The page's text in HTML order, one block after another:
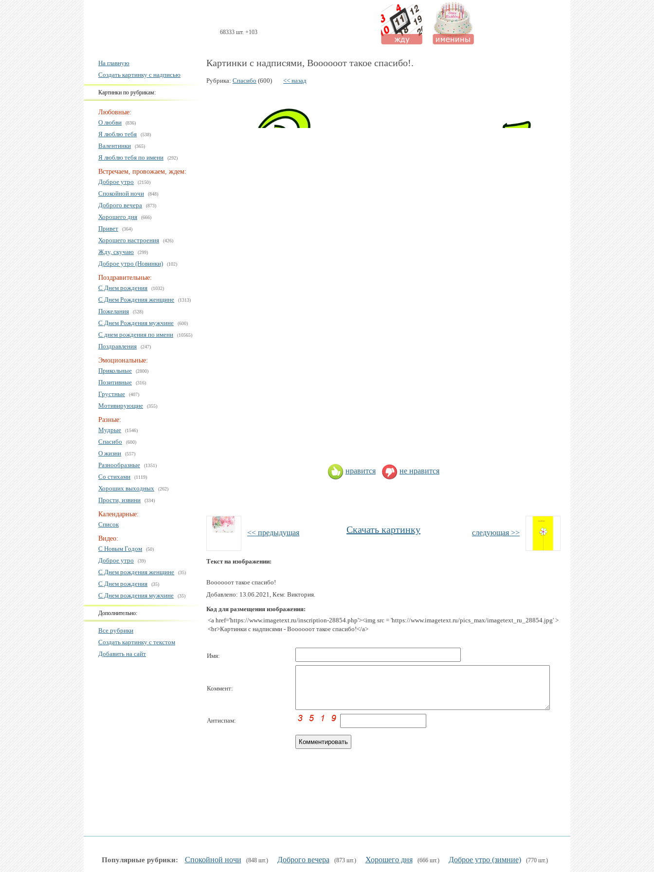
68333 шт. +103
На главную
Создать картинку с надписью
Картинки по рубрикам:
Любовные:
О любви
(836)
Я люблю тебя (538)
Валентинки (365)
Я люблю тебя по имени (292)
Встречаем, провожаем, ждем:
Доброе утро
(2150)
Спокойной ночи (848)
Доброго вечера (873)
Хорошего дня (666)
Привет (364)
Хорошего настроения (426)
Жду, скучаю (299)
Доброе утро (Новинки) (102)
Поздравительные:
С Днем рождения
(1032)
С Днем Рождения женщине (1313)
Пожелания (528)
С Днем Рождения мужчине (600)
С днем рождения по имени (10565)
Поздравления (247)
Эмоциональные:
Прикольные
(2800)
Позитивные (316)
Грустные (407)
Мотивирующие (355)
Разные:
Мудрые
(1546)
Спасибо (600)
О жизни (557)
Разнообразные (1351)
Со стихами (1119)
Хороших выходных (262)
Прости, извини (334)
Календарные:
Список
Видео:
С Новым Годом
(50)
Доброе утро (39)
С Днем рождения женщине (35)
С Днем рождения (35)
С Днем рождения мужчине (35)
Дополнительно:
Все рубрики
Создать картинку с текстом
Добавить на сайт
Картинки с надписями, Воооооот такое спасибо!.
Рубрика: Спасибо (600) << назад
нравится не нравится
<< предыдущая следующая >>
Скачать картинку
Текст на изображении:
Воооооот такое спасибо!
Добавлено: 13.06.2021, Кем: Виктория.
Код для размещения изображения:
<a href='https://www.imagetext.ru/inscription-28854.php'><img src = 'https://www.imagetext.ru/pics_max/imagetext_ru_28854.jpg' >
<br>Картинки с надписями - Воооооот такое спасибо!</a>
Имя:
Коммент:
Антиспам:
Популярные рубрики: Спокойной ночи (848 шт.) Доброго вечера (873 шт.) Хорошего дня (666 шт.) Доброе утро (зимние) (770 шт.)